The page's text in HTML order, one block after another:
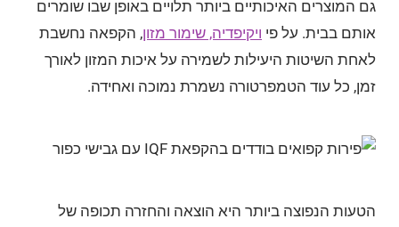
גם המוצרים האיכותיים ביותר תלויים באופן שבו שומרים
אותם בבית. על פי ויקיפדיה, שימור מזון, הקפאה נחשבת
לאחת השיטות היעילות לשמירה על איכות המזון לאורך
זמן, כל עוד הטמפרטורה נשמרת נמוכה ואחידה.
הטעות הנפוצה ביותר היא הוצאה והחזרה תכופה של